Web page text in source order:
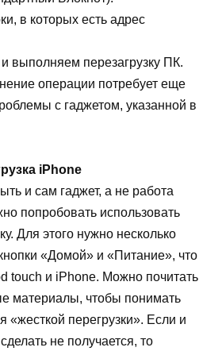
в которых есть адрес
выполняем перезагрузку ПК.
операции потребует еще
с гаджетом, указанной в
iPhone
и сам гаджет, а не работа
попробовать использовать
Для этого нужно несколько
«Домой» и «Питание», что
touch и iPhone. Можно почитать
материалы, чтобы понимать
«жесткой перегрузки». Если и
не получается, то